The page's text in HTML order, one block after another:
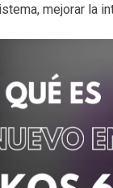
mejorar la